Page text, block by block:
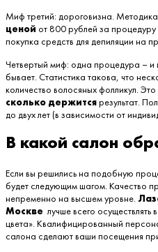
Миф третий: дороговизна. Методика
ценой от 800 рублей за
покупка средств для депиляции на
Четвертый миф: одна процедура –
бывает. Статистика такова, что
количество волосяных фолликул.
сколько держитсярезультат.
до двух лет (в зависимости от
В какой салон
Если вы решились на подобную
будет следующим шагом. Качество
непременно на высшем уровне.
Москве лучше всего
цвета». Квалифицированный
салона сделают ваши посещения